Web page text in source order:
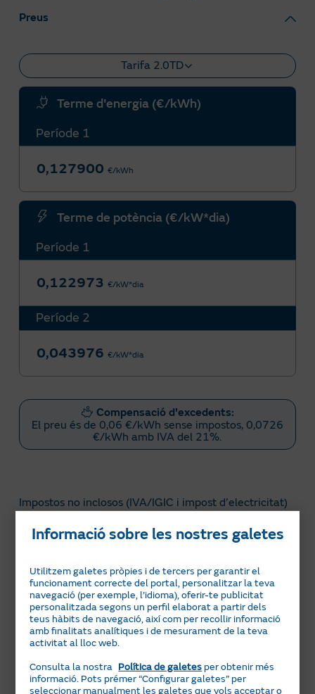
Preus
Tarifa 2.0TD
Terme d'energia (€/kWh)
Període 1
0,127900 €/kWh
Terme de potència (€/kW*dia)
Període 1
0,122973 €/kW*dia
Període 2
0,043976 €/kW*dia
Compensació d'excedents:
El preu és de 0,06 €/kWh sense impostos, 0,0726
€/kWh amb IVA del 21%.
Impostos no inclosos (IVA/IGIC i impost d’electricitat)
conceptes regulats de la Tarifa Solar per a
comunitats de propietaris
Se aplicaran al preu indicat les variacions, a l’alça o a
la baixa, dels impostos aplicables i dels conceptes
regulats (a títol enunciatiu i no limitatiu, càrrecs del
sistema, peatges d’accés, lloguer de comptador, etc.).
Així mateix, es podran repercutir en el preu qualssevol
Condicions de l’oferta per a la teva Tarifa Solar per
a comunitats de veïns
Vigència fins al 31/08/2026.
Avantatges de la Tarifa Solar per a
comunitats de veïns
Informació sobre les nostres galetes
Utilitzem galetes pròpies i de tercers per garantir el
funcionament correcte del portal, personalitzar la teva
navegació (per exemple, l’idioma), oferir-te publicitat
personalitzada segons un perfil elaborat a partir dels
teus hàbits de navegació, així com per recollir informació
amb finalitats analítiques i de mesurament de la teva
activitat al lloc web.
Consulta la nostra Política de galetes per obtenir més
informació. Pots prémer “Configurar galetes” per
seleccionar manualment les galetes que vols acceptar o